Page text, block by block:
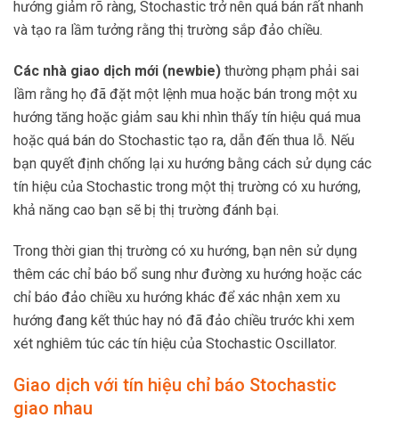
hướng giảm rõ ràng, Stochastic trở nên quá bán rất nhanh
và tạo ra lầm tưởng rằng thị trường sắp đảo chiều.
Các nhà giao dịch mới (newbie) thường phạm phải sai
lầm rằng họ đã đặt một lệnh mua hoặc bán trong một xu
hướng tăng hoặc giảm sau khi nhìn thấy tín hiệu quá mua
hoặc quá bán do Stochastic tạo ra, dẫn đến thua lỗ. Nếu
bạn quyết định chống lại xu hướng bằng cách sử dụng các
tín hiệu của Stochastic trong một thị trường có xu hướng,
khả năng cao bạn sẽ bị thị trường đánh bại.
Trong thời gian thị trường có xu hướng, bạn nên sử dụng
thêm các chỉ báo bổ sung như đường xu hướng hoặc các
chỉ báo đảo chiều xu hướng khác để xác nhận xem xu
hướng đang kết thúc hay nó đã đảo chiều trước khi xem
xét nghiêm túc các tín hiệu của Stochastic Oscillator.
Giao dịch với tín hiệu chỉ báo Stochastic
giao nhau